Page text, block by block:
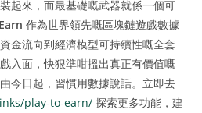
起來，而最基礎嘅武器就係一個可
作為世界領先嘅區塊鏈遊戲數據
金流向到經濟模型可持續性嘅全套
入面，快狠準咁搵出真正有價值嘅
今日起，習慣用數據說話。立即去
play-to-earn/ 探索更多功能，建